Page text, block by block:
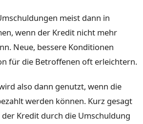
meist dann in
wenn der Kredit nicht mehr
Neue, bessere Konditionen
für die Betroffenen oft erleichtern.
also dann genutzt, wenn die
werden können. Kurz gesagt
der Kredit durch die Umschuldung